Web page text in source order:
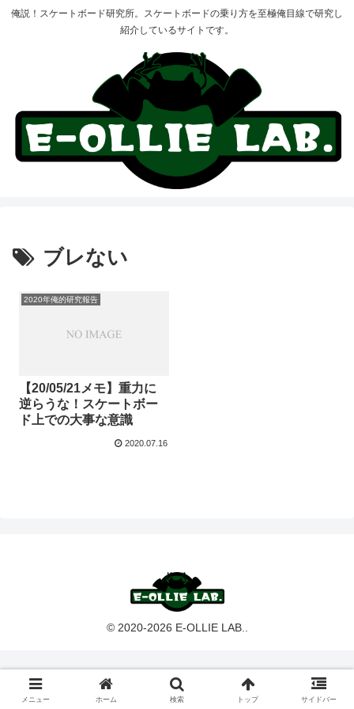
俺説！スケートボード研究所。スケートボードの乗り方を至極俺目線で研究し
紹介しているサイトです。
ブレない
2020年俺的研究報告
【20/05/21メモ】重力に
逆らうな！スケートボー
ド上での大事な意識
2020.07.16
© 2020-2026 E-OLLIE LAB..
メニュー ホーム 検索 トップ サイドバー